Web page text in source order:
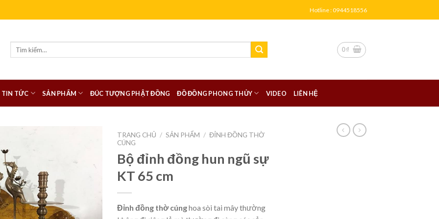
Hotline : 0944518556
0₫
TIN TỨC SẢN PHẨM ĐÚC TƯỢNG PHẬT ĐỒNG ĐỒ ĐỒNG PHONG THỦY VIDEO LIÊN HỆ
TRANG CHỦ / SẢN PHẨM / ĐỈNH ĐỒNG THỜ
CÚNG
Bộ đỉnh đồng hun ngũ sự
KT 65 cm
Đỉnh đồng thờ cúnghoa sòi tai mây thường